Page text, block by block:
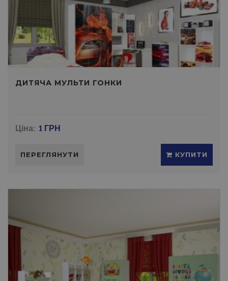
ДИТЯЧА МУЛЬТИ ГОНКИ
Ціна: 1 ГРН
ПЕРЕГЛЯНУТИ КУПИТИ